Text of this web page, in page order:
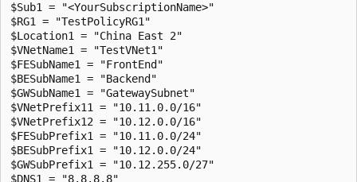
$Sub1 = "<YourSubscriptionName>"
$RG1 = "TestPolicyRG1"
$Location1 = "China East 2"
$VNetName1 = "TestVNet1"
$FESubName1 = "FrontEnd"
$BESubName1 = "Backend"
$GWSubName1 = "GatewaySubnet"
$VNetPrefix11 = "10.11.0.0/16"
$VNetPrefix12 = "10.12.0.0/16"
$FESubPrefix1 = "10.11.0.0/24"
$BESubPrefix1 = "10.12.0.0/24"
$GWSubPrefix1 = "10.12.255.0/27"
$DNS1 = "8.8.8.8"